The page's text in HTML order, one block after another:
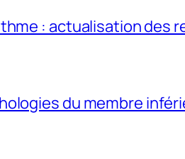
: actualisation des
du membre